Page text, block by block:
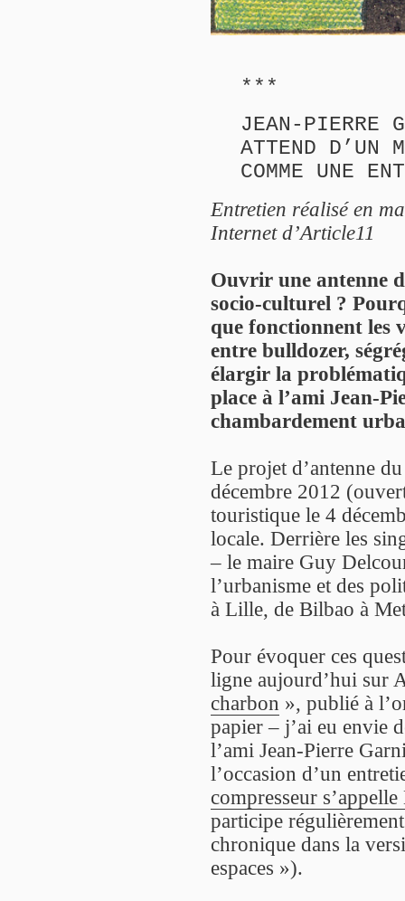
***
JEAN-PIERRE
ATTEND D’UN
COMME UNE
Entretien réalisé en
Internet d’Article11
Ouvrir une antenne
socio-culturel ?
que fonctionnent les
entre bulldozer,
élargir la
place à l’ami Jean-
chambardement
Le projet d’antenne
décembre 2012
touristique le 4
locale. Derrière les
– le maire Guy
l’urbanisme et des
à Lille, de Bilbao à
Pour évoquer ces
ligne aujourd’hui sur
charbon », publié à
papier – j’ai eu envie
l’ami Jean-Pierre
l’occasion d’un
compresseur
participe
chronique dans la
espaces »).